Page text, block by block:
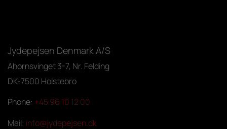
Jydepejsen Denmark A/S
Ahornsvinget 3-7, Nr. Felding
DK-7500 Holstebro
Phone: +45 96 10 12 00
Mail: info@jydepejsen.dk